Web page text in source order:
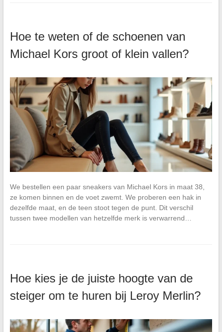
Hoe te weten of de schoenen van
Michael Kors groot of klein vallen?
We bestellen een paar sneakers van Michael Kors in maat 38,
ze komen binnen en de voet zwemt. We proberen een hak in
dezelfde maat, en de teen stoot tegen de punt. Dit verschil
tussen twee modellen van hetzelfde merk is verwarrend…
Hoe kies je de juiste hoogte van de
steiger om te huren bij Leroy Merlin?